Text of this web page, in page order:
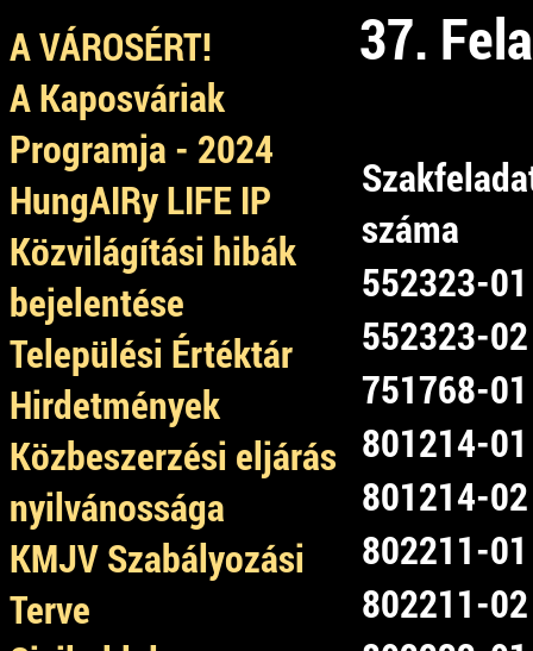
A VÁROSÉRT!
A Kaposváriak
Programja - 2024
HungAIRy LIFE IP
Közvilágítási hibák
bejelentése
Települési Értéktár
Hirdetmények
Közbeszerzési eljárás
nyilvánossága
KMJV Szabályozási
Terve
37.
száma
552323-01
552323-02
751768-01
801214-01
801214-02
802211-01
802211-02